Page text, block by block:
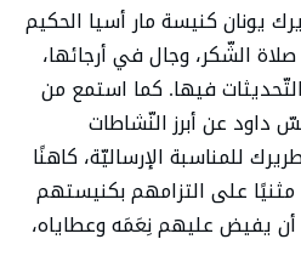
يونان كنيسة مار أسيا الحكيم
الشّكر، وجال في أرجائها،
فيها. كما استمع من
داود عن أبرز النّشاطات
للمناسبة الإرساليّة، كاهنًا
على التزامهم بكنيستهم
أن يفيض عليهم نِعَمَه وعطاياه،